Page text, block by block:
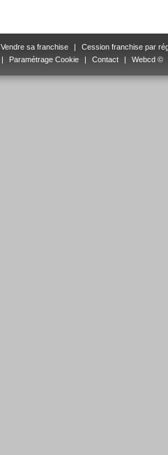
Vendre sa franchise |
Cession franchise par
| Paramétrage Cookie | Contact | Webcd ©